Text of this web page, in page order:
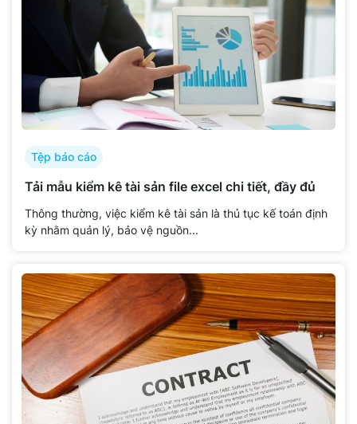
Tệp báo cáo
Tải mẫu kiểm kê tài sản file excel chi tiết, đầy đủ
Thông thường, việc kiểm kê tài sản là thủ tục kế toán định
kỳ nhằm quản lý, bảo vệ nguồn...